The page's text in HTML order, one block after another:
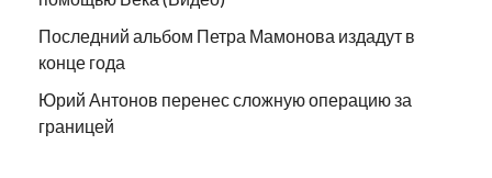
Последний альбом Петра Мамонова издадут в
конце года
Юрий Антонов перенес сложную операцию за
границей